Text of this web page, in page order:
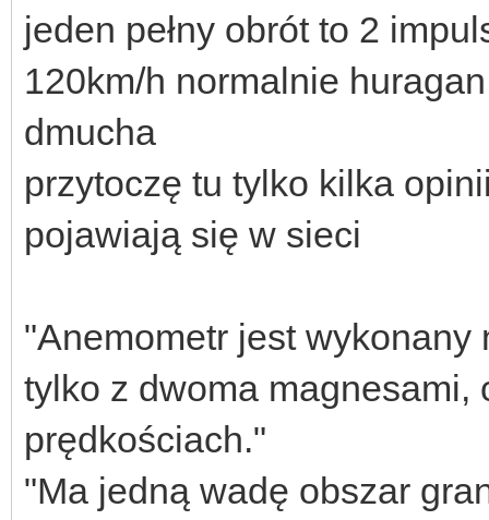
jeden pełny obrót to 2
120km/h normalnie
dmucha
przytoczę tu tylko kilka
pojawiają się w sieci
"Anemometr jest
tylko z dwoma magnesami,
prędkościach."
"Ma jedną wadę obszar